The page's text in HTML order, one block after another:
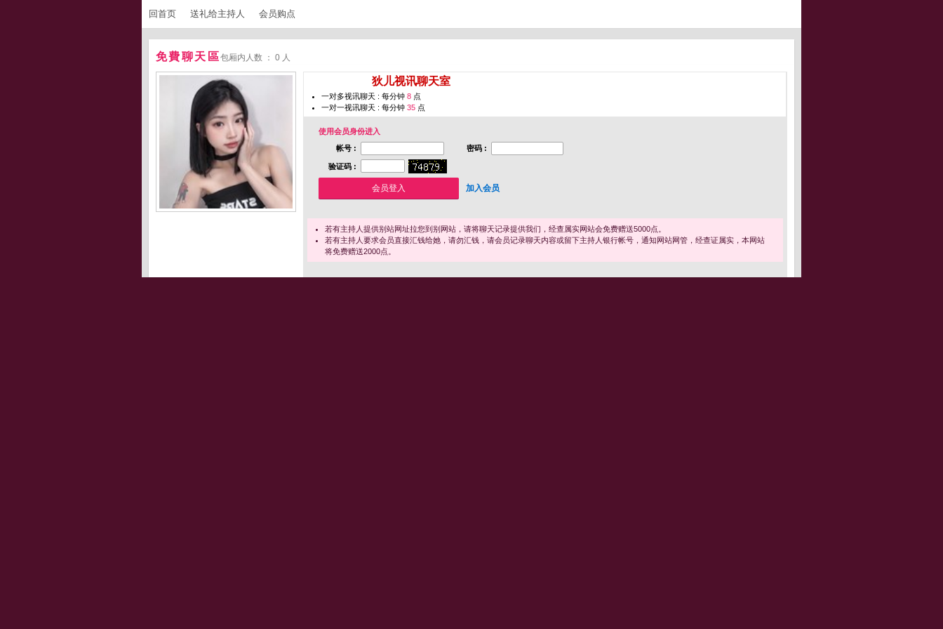
回首页 送礼给主持人 会员购点
免費聊天區包厢内人数 ： 0 人
狄儿视讯聊天室
一对多视讯聊天 : 每分钟 8 点
一对一视讯聊天 : 每分钟 35 点
使用会员身份进入
帐号 :
密码 :
验证码 :
加入会员
若有主持人提供别站网址拉您到别网站，请将聊天记录提供我们，经查属实网站会免费赠送5000点。
若有主持人要求会员直接汇钱给她，请勿汇钱，请会员记录聊天内容或留下主持人银行帐号，通知网站网管，经查证属实，本网站
将免费赠送2000点。